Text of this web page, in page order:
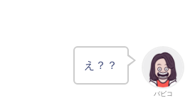
バビコ
え？？